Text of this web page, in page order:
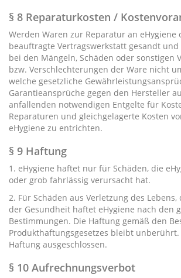
§ 8 Reparaturkosten /
Werden Waren zur Reparatur an eHygiene
beauftragte Vertragswerkstatt gesandt
bei den Mängeln, Schäden oder sonstigen
bzw. Verschlechterungen der Ware nicht
welche gesetzliche
Garantieansprüche gegen den Hersteller
anfallenden notwendigen Entgelte für
Reparaturen und gleichgelagerte Kosten
eHygiene zu entrichten.
§ 9 Haftung
1. eHygiene haftet nur für Schäden, die
oder grob fahrlässig verursacht hat.
2. Für Schäden aus Verletzung des
der Gesundheit haftet eHygiene nach den
Bestimmungen. Die Haftung gemäß den
Produkthaftungsgesetzes bleibt
Haftung ausgeschlossen.
§ 10 Aufrechnungsverbot